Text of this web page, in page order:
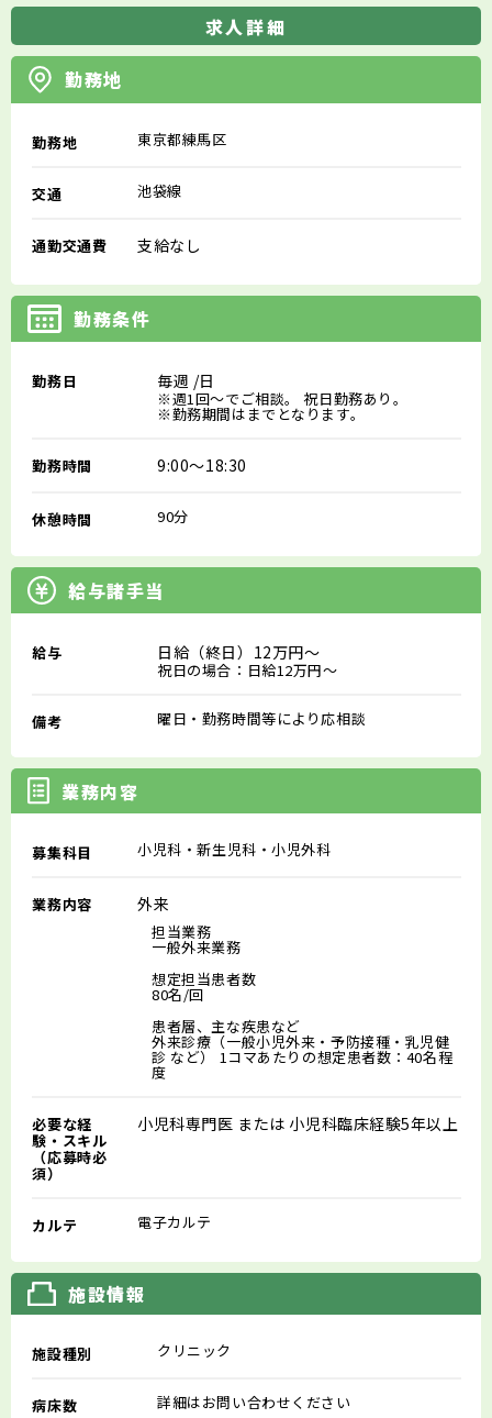
求人詳細
勤務地
勤務地 東京都練馬区
交通 池袋線
通勤交通費 支給なし
勤務条件
勤務日 毎週 /日
※週1回～でご相談。 祝日勤務あり。
※勤務期間はまでとなります。
勤務時間 9:00～18:30
休憩時間 90分
給与諸手当
給与 日給（終日）12万円～
祝日の場合：日給12万円～
備考 曜日・勤務時間等により応相談
業務内容
募集科目 小児科・新生児科・小児外科
業務内容 外来
担当業務
一般外来業務
想定担当患者数
80名/回
患者層、主な疾患など
外来診療（一般小児外来・予防接種・乳児健
診 など） 1コマあたりの想定患者数：40名程
度
必要な経
験・スキル
（応募時必
須）
小児科専門医 または 小児科臨床経験5年以上
カルテ 電子カルテ
施設情報
施設種別 クリニック
病床数 詳細はお問い合わせください